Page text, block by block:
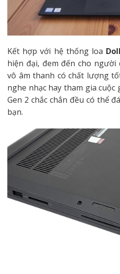
Kết hợp với hệ thống loa
hiện đại, đem đến cho
vô âm thanh có chất lượng
nghe nhạc hay tham gia cuộc
Gen 2 chắc chắn đều có thể
bạn.